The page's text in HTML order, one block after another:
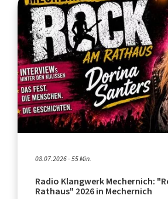
08.07.2026 - 55 Min.
Radio Klangwerk Mechernich:
Rathaus" 2026 in Mechernich